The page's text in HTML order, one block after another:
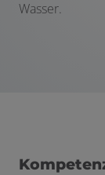
Wasser.